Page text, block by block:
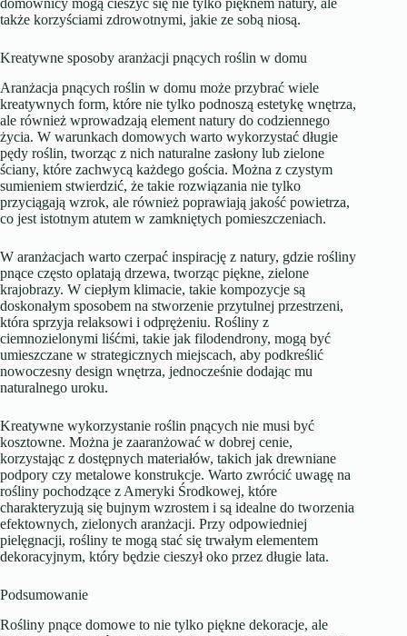
domownicy mogą cieszyć się nie tylko pięknem natury, ale
także korzyściami zdrowotnymi, jakie ze sobą niosą.
Kreatywne sposoby aranżacji pnących roślin w domu
Aranżacja pnących roślin w domu może przybrać wiele
kreatywnych form, które nie tylko podnoszą estetykę wnętrza,
ale również wprowadzają element natury do codziennego
życia. W warunkach domowych warto wykorzystać długie
pędy roślin, tworząc z nich naturalne zasłony lub zielone
ściany, które zachwycą każdego gościa. Można z czystym
sumieniem stwierdzić, że takie rozwiązania nie tylko
przyciągają wzrok, ale również poprawiają jakość powietrza,
co jest istotnym atutem w zamkniętych pomieszczeniach.
W aranżacjach warto czerpać inspirację z natury, gdzie rośliny
pnące często oplatają drzewa, tworząc piękne, zielone
krajobrazy. W ciepłym klimacie, takie kompozycje są
doskonałym sposobem na stworzenie przytulnej przestrzeni,
która sprzyja relaksowi i odprężeniu. Rośliny z
ciemnozielonymi liśćmi, takie jak filodendrony, mogą być
umieszczane w strategicznych miejscach, aby podkreślić
nowoczesny design wnętrza, jednocześnie dodając mu
naturalnego uroku.
Kreatywne wykorzystanie roślin pnących nie musi być
kosztowne. Można je zaaranżować w dobrej cenie,
korzystając z dostępnych materiałów, takich jak drewniane
podpory czy metalowe konstrukcje. Warto zwrócić uwagę na
rośliny pochodzące z Ameryki Środkowej, które
charakteryzują się bujnym wzrostem i są idealne do tworzenia
efektownych, zielonych aranżacji. Przy odpowiedniej
pielęgnacji, rośliny te mogą stać się trwałym elementem
dekoracyjnym, który będzie cieszył oko przez długie lata.
Podsumowanie
Rośliny pnące domowe to nie tylko piękne dekoracje, ale